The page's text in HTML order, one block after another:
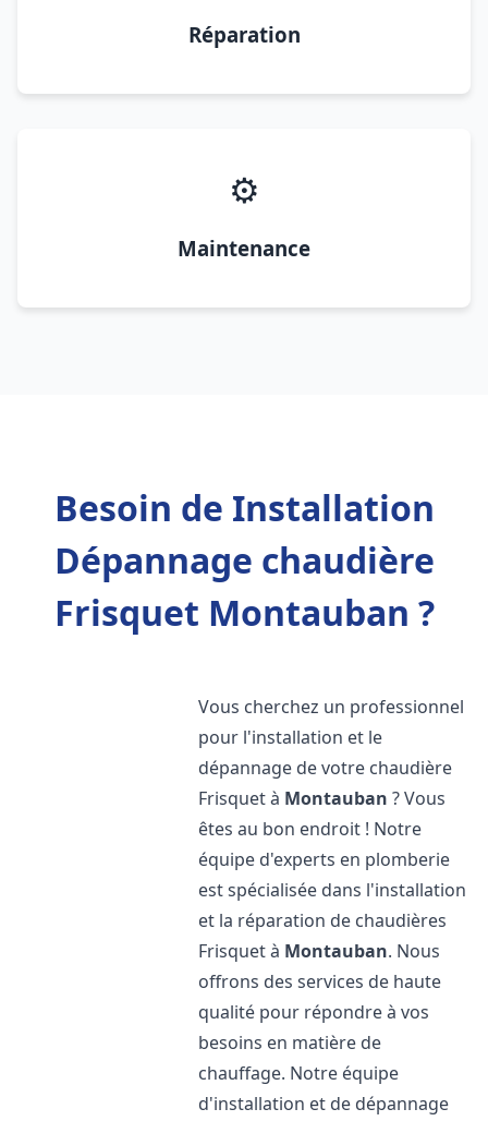
Réparation
⚙️
Maintenance
Besoin de Installation
Dépannage chaudière
Frisquet Montauban ?
Vous cherchez un professionnel
pour l'installation et le
dépannage de votre chaudière
Frisquet à Montauban ? Vous
êtes au bon endroit ! Notre
équipe d'experts en plomberie
est spécialisée dans l'installation
et la réparation de chaudières
Frisquet à Montauban. Nous
offrons des services de haute
qualité pour répondre à vos
besoins en matière de
chauffage. Notre équipe
d'installation et de dépannage